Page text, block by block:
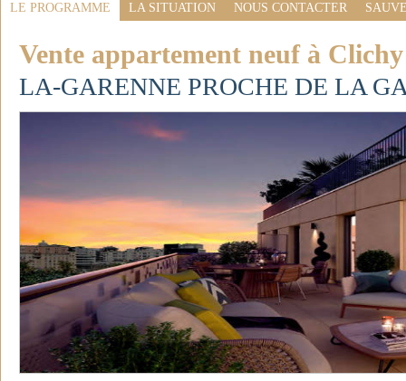
LE PROGRAMME LA SITUATION NOUS CONTACTER
Vente appartement neuf à
LA-GARENNE PROCHE DE LA